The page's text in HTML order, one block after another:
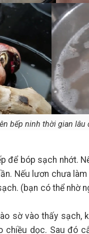
bếp ninh thời gian lâu
để bóp sạch nhớt.
Nếu lươn chưa
(bạn có thể nhờ
sờ vào thấy sạch,
chiều dọc. Sau đó